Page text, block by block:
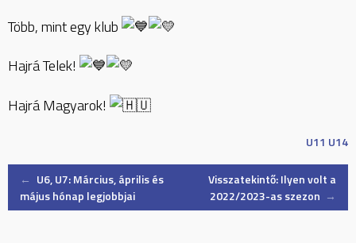
Több, mint egy klub
Hajrá Telek!
Hajrá Magyarok!
U11 U14
Post
← U6, U7: Március, április és
május hónap legjobbjai
Visszatekintő: Ilyen volt a
2022/2023-as szezon →